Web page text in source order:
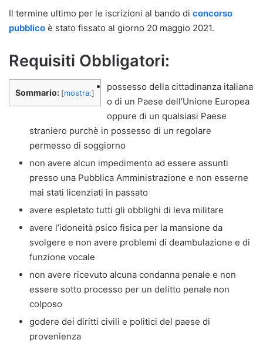
Il termine ultimo per le iscrizioni al bando di concorso
pubblico è stato fissato al giorno 20 maggio 2021.
Requisiti Obbligatori:
Sommario: [mostra:]
possesso della cittadinanza italiana
o di un Paese dell’Unione Europea
oppure di un qualsiasi Paese
straniero purchè in possesso di un regolare
permesso di soggiorno
non avere alcun impedimento ad essere assunti
presso una Pubblica Amministrazione e non esserne
mai stati licenziati in passato
avere espletato tutti gli obblighi di leva militare
avere l’idoneità psico fisica per la mansione da
svolgere e non avere problemi di deambulazione e di
funzione vocale
non avere ricevuto alcuna condanna penale e non
essere sotto processo per un delitto penale non
colposo
godere dei diritti civili e politici del paese di
provenienza